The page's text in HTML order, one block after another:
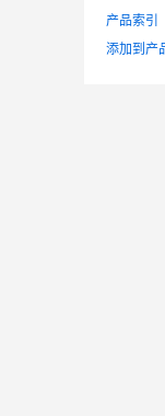
产品索引
添加到产